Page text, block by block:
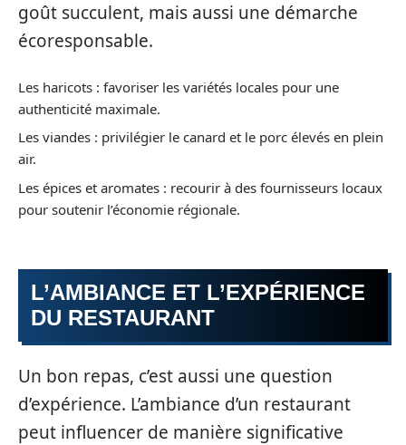
goût succulent, mais aussi une démarche
écoresponsable.
Les haricots : favoriser les variétés locales pour une
authenticité maximale.
Les viandes : privilégier le canard et le porc élevés en plein
air.
Les épices et aromates : recourir à des fournisseurs locaux
pour soutenir l’économie régionale.
L’AMBIANCE ET L’EXPÉRIENCE
DU RESTAURANT
Un bon repas, c’est aussi une question
d’expérience. L’ambiance d’un restaurant
peut influencer de manière significative